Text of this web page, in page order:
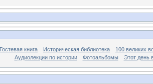
Гостевая книга Историческая библиотека
100 великих
Аудиолекции по истории
Фотоальбомы Этот день